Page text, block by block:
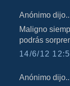
Anónimo
Maligno
podrás
14/6/12
Anónimo